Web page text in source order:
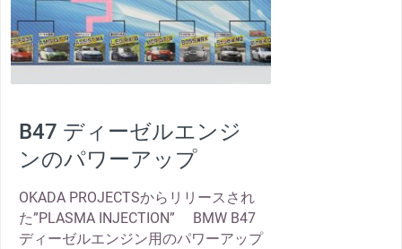
B47 ディーゼルエンジ
ンのパワーアップ
OKADA PROJECTSからリリースされ
た”PLASMA INJECTION” BMW B47
ディーゼルエンジン用のパワーアップ